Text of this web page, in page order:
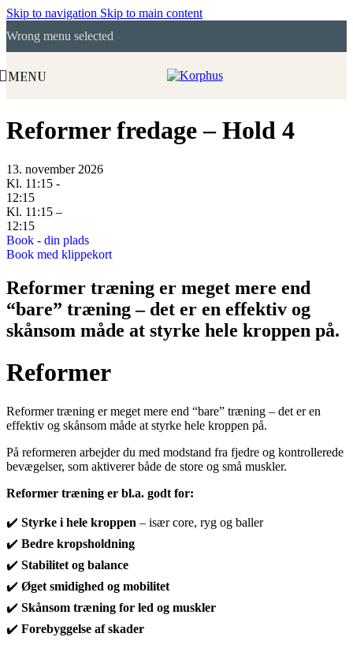
Skip to navigation Skip to main content
Wrong menu selected
MENU
Reformer fredage – Hold 4
13. november 2026
Kl. 11:15 -
12:15
Kl. 11:15 –
12:15
Book - din plads
Book med klippekort
Reformer træning er meget mere end
“bare” træning – det er en effektiv og
skånsom måde at styrke hele kroppen på.
Reformer
Reformer træning er meget mere end “bare” træning – det er en
effektiv og skånsom måde at styrke hele kroppen på.
På reformeren arbejder du med modstand fra fjedre og kontrollerede
bevægelser, som aktiverer både de store og små muskler.
Reformer træning er bl.a. godt for:
✔️ Styrke i hele kroppen – især core, ryg og baller
✔️ Bedre kropsholdning
✔️ Stabilitet og balance
✔️ Øget smidighed og mobilitet
✔️ Skånsom træning for led og muskler
✔️ Forebyggelse af skader